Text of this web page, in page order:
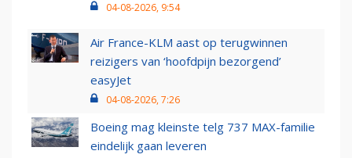
04-08-2026, 9:54
Air France-KLM aast op terugwinnen
reizigers van ‘hoofdpijn bezorgend’
easyJet
04-08-2026, 7:26
Boeing mag kleinste telg 737 MAX-familie
eindelijk gaan leveren